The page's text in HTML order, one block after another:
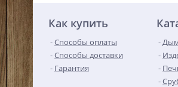
Как купить
Способы оплаты
Способы доставки
Гарантия